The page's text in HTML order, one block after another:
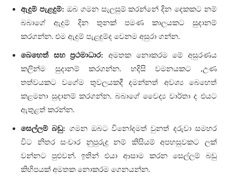
ඇදුම් පැළදුම්: ඔබ ගමන සැලසුම් කරන්නේ දින දෙකකට නම්
බබාගේ ඇදුම් දින තුනක් පමණ කාලයකට සුදානම්
කරගන්න. එම ඇදුම් පැළදුම්ද වෙනම අසුරා ගන්න.
බෙහෙත් සහ ප්‍රථමාධාර:
අමතක නොකරම මේ අසුරණය
කලින්ම සුදානම් කරගන්න. හදිසි වමනයකට ,උණ
තත්වයකට වගේම තුවලයකදී දමන්නත් අවශ්‍ය බෙහෙත්
කළමනා සුදානම් කරගන්න. බබාගේ වෛද්‍ය වාර්තා ද එයට
ඇතුළත් කරන්න.
සෙල්ලම් බඩු: ගමන ඔබට විනෝදමත් වුනත් දරුවා සමහර
විට නිතර සංචාර නුපුරුදු නම් කිසියම් අපහසුවකට ලක්
වන්නට පුළුවන්.ඉතින් එයා ආසාම කරන සෙල්ලම් බඩු
කිහිපයක් අමතක නොකරම ගෙනයන්න.